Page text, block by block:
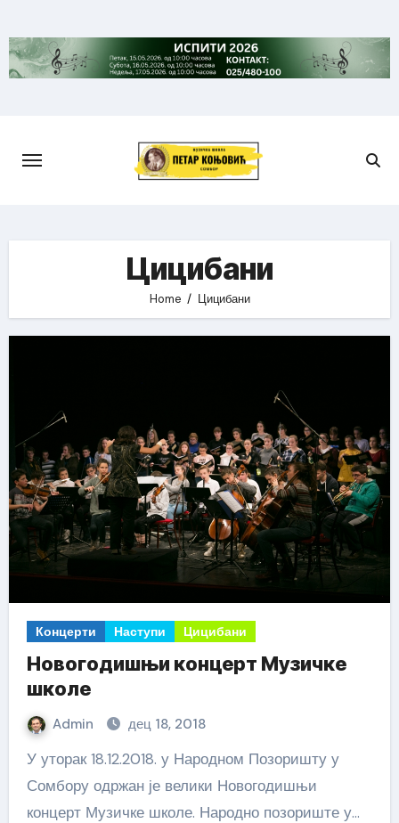
to
content
Цицибани
Home Цицибани
Концерти Наступи Цицибани
Новогодишњи концерт Музичке
школе
Admin дец 18, 2018
У уторак 18.12.2018. у Народном Позоришту у
Сомбору одржан је велики Новогодишњи
концерт Музичке школе. Народно позориште у…